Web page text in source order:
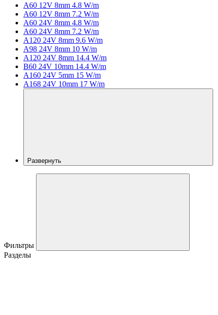
A60 12V 8mm 4.8 W/m
A60 12V 8mm 7.2 W/m
A60 24V 8mm 4.8 W/m
A60 24V 8mm 7.2 W/m
A120 24V 8mm 9.6 W/m
A98 24V 8mm 10 W/m
A120 24V 8mm 14.4 W/m
B60 24V 10mm 14.4 W/m
A160 24V 5mm 15 W/m
A168 24V 10mm 17 W/m
Развернуть
Фильтры
Разделы